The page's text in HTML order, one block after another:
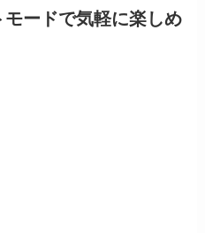
ードで気軽に楽しめ